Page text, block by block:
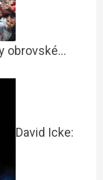
obrovské…
David Icke: